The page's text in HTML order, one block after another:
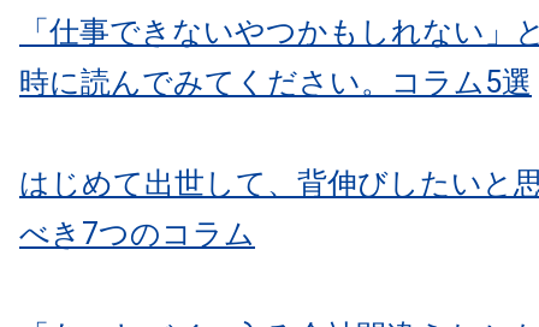
「仕事できないやつかもしれない」
時に読んでみてください。コラム5選
はじめて出世して、背伸びしたいと
べき7つのコラム